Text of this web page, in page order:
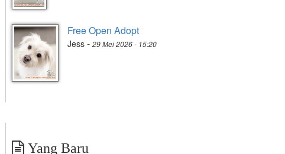
Free Open Adopt
Jess - 29 Mei 2026 - 15:20
Yang Baru